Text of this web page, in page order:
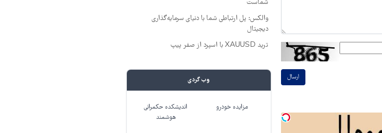
ارسال
شماست
والکس: پل ارتباطی شما با دنیای سرمایه‌گذاری
دیجیتال
ترید XAUUSD با اسپرد از صفر پیپ
وب گردی
مزایده خودرو
اندیشکده حکمرانی
هوشمند